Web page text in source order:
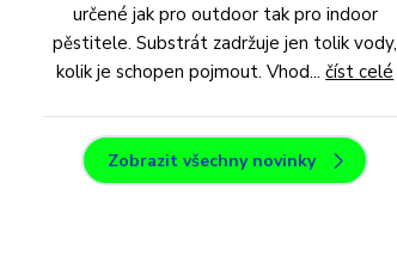
určené jak pro outdoor tak pro indoor
pěstitele. Substrát zadržuje jen tolik vody,
kolik je schopen pojmout. Vhod...číst celé
Zobrazit všechny novinky